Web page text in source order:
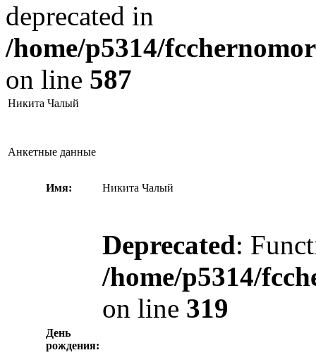
deprecated in
/home/p5314/
on line 587
Никита Чалый
Анкетные данные
Имя: Никита Чалый
День
рождения:
Deprecated:
/home/p5314/
on line 319